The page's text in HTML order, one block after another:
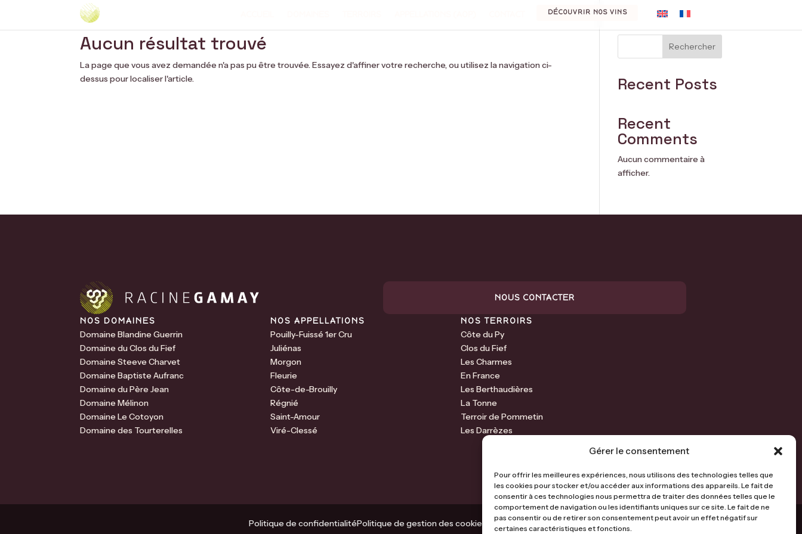
Gérer le consentement
Pour offrir les meilleures expériences, nous utilisons des technologies telles que
les cookies pour stocker et/ou accéder aux informations des appareils. Le fait de
consentir à ces technologies nous permettra de traiter des données telles que le
comportement de navigation ou les identifiants uniques sur ce site. Le fait de ne
pas consentir ou de retirer son consentement peut avoir un effet négatif sur
certaines caractéristiques et fonctions.
DÉCOUVRIR NOS VINS
Aucun résultat trouvé
La page que vous avez demandée n'a pas pu être trouvée. Essayez d'affiner votre recherche, ou utilisez la navigation ci-
dessus pour localiser l'article.
Rechercher
Recent Posts
Recent
Comments
Aucun commentaire à
afficher.
NOUS CONTACTER
NOS DOMAINES
Domaine Blandine Guerrin
Domaine du Clos du Fief
Domaine Steeve Charvet
Domaine Baptiste Aufranc
Domaine du Père Jean
Domaine Mélinon
Domaine Le Cotoyon
Domaine des Tourterelles
NOS APPELLATIONS
Pouilly-Fuissé 1er Cru
Juliénas
Morgon
Fleurie
Côte-de-Brouilly
Régnié
Saint-Amour
Viré-Clessé
NOS TERROIRS
Côte du Py
Clos du Fief
Les Charmes
En France
Les Berthaudières
La Tonne
Terroir de Pommetin
Les Darrèzes
Politique de confidentialitéPolitique de gestion des cookies
Mentions légales